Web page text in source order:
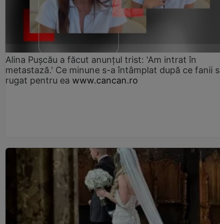
Alina Pușcău a făcut anunțul trist: 'Am intrat în
metastază.' Ce minune s-a întâmplat după ce fanii
rugat pentru ea www.cancan.ro